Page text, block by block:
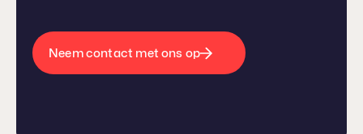
Neem contact met ons op